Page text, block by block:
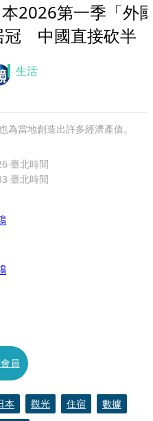
2026第一季「外
冠 中國直接砍半
生活
為當地創造出許多經濟產值。
臺北時間
臺北時間
員
本 觀光 住宿
數據